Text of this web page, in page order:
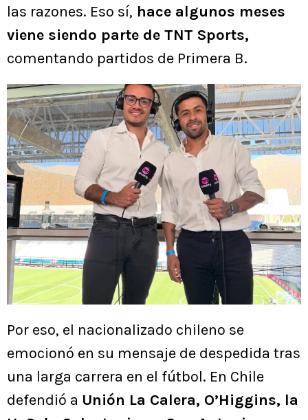
las razones. Eso sí, hace algunos meses
viene siendo parte de TNT Sports,
comentando partidos de Primera B.
Por eso, el nacionalizado chileno se
emocionó en su mensaje de despedida tras
una larga carrera en el fútbol. En Chile
defendió a Unión La Calera, O’Higgins, la